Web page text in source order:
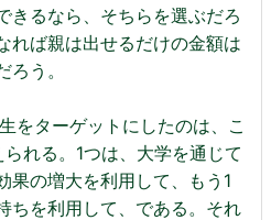
きるなら、そちらを選ぶだろ
れば親は出せるだけの金額は
う。
をターゲットにしたのは、こ
れる。1つは、大学を通じて
果の増大を利用して、もう1
ちを利用して、である。それ